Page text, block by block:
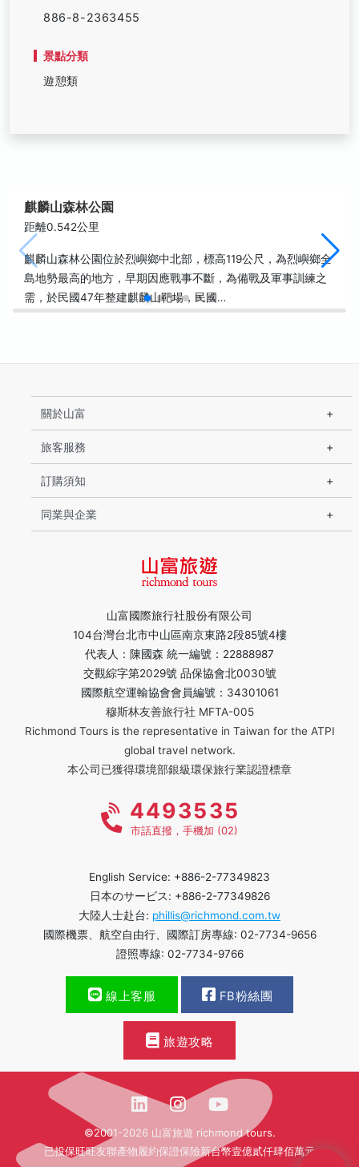
886-8-2363455
景點分類
遊憩類
麒麟山森林公園
距離0.542公里
麒麟山森林公園位於烈嶼鄉中北部，標高119公尺，為烈嶼鄉全
島地勢最高的地方，早期因應戰事不斷，為備戰及軍事訓練之
需，於民國47年整建麒麟山靶場，民國…
山富國際旅行社股份有限公司
104台灣台北市中山區南京東路2段85號4樓
代表人：陳國森 統一編號：22888987
交觀綜字第2029號 品保協會北0030號
國際航空運輸協會會員編號：34301061
穆斯林友善旅行社 MFTA-005
Richmond Tours is the representative in Taiwan for the ATPI
global travel network.
本公司已獲得環境部銀級環保旅行業認證標章
關於山富
旅客服務
訂購須知
同業與企業
4493535
市話直撥，手機加 (02)
English Service: +886-2-77349823
日本のサービス: +886-2-77349826
大陸人士赴台: phillis@richmond.com.tw
國際機票、航空自由行、國際訂房專線: 02-7734-9656
證照專線: 02-7734-9766
線上客服 FB粉絲團
旅遊攻略
©2001-2026 山富旅遊 richmond tours.
已投保旺旺友聯產物履約保證保險新台幣壹億貳仟肆佰萬元